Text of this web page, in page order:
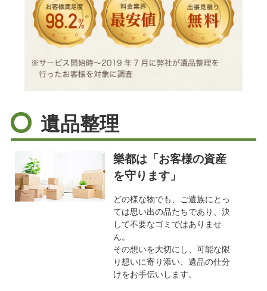
遺品整理
樂都は「お客様の資産
を守ります」
どの様な物でも、ご遺族にとっ
ては思い出の品たちであり、決
して不要なゴミではありませ
ん。
その想いを大切にし、可能な限
り想いに寄り添い、遺品の仕分
けをお手伝いします。